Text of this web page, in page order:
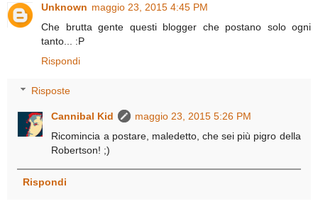
Unknown maggio 23, 2015 4:45 PM
Che brutta gente questi blogger che postano solo ogni
tanto... :P
Rispondi
Risposte
Cannibal Kid
maggio 23, 2015 5:26 PM
Ricomincia a postare, maledetto, che sei più pigro della
Robertson! ;)
Rispondi